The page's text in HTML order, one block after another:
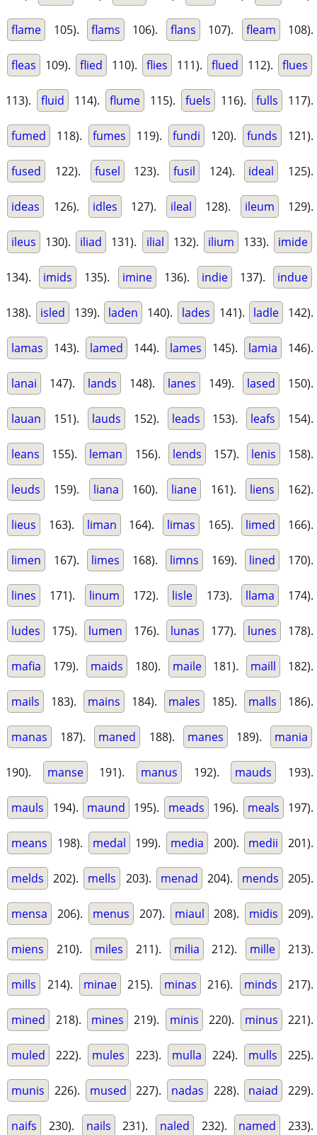
flame 105). flams 106). flans 107). fleam 108).
fleas 109). flied 110). flies 111). flued 112). flues
113). fluid 114). flume 115). fuels 116). fulls 117).
fumed 118). fumes 119). fundi 120). funds 121).
fused 122). fusel 123). fusil 124). ideal 125).
ideas 126). idles 127). ileal 128). ileum 129).
ileus 130). iliad 131). ilial 132). ilium 133). imide
134). imids 135). imine 136). indie 137). indue
138). isled 139). laden 140). lades 141). ladle 142).
lamas 143). lamed 144). lames 145). lamia 146).
lanai 147). lands 148). lanes 149). lased 150).
lauan 151). lauds 152). leads 153). leafs 154).
leans 155). leman 156). lends 157). lenis 158).
leuds 159). liana 160). liane 161). liens 162).
lieus 163). liman 164). limas 165). limed 166).
limen 167). limes 168). limns 169). lined 170).
lines 171). linum 172). lisle 173). llama 174).
ludes 175). lumen 176). lunas 177). lunes 178).
mafia 179). maids 180). maile 181). maill 182).
mails 183). mains 184). males 185). malls 186).
manas 187). maned 188). manes 189). mania
190). manse 191). manus 192). mauds 193).
mauls 194). maund 195). meads 196). meals 197).
means 198). medal 199). media 200). medii 201).
melds 202). mells 203). menad 204). mends 205).
mensa 206). menus 207). miaul 208). midis 209).
miens 210). miles 211). milia 212). mille 213).
mills 214). minae 215). minas 216). minds 217).
mined 218). mines 219). minis 220). minus 221).
muled 222). mules 223). mulla 224). mulls 225).
munis 226). mused 227). nadas 228). naiad 229).
naifs 230). nails 231). naled 232). named 233).